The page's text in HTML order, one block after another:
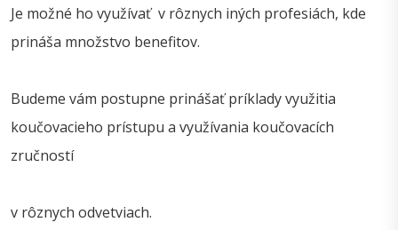
Je možné ho využívať v rôznych iných profesiách, kde
prináša množstvo benefitov.
Budeme vám postupne prinášať príklady využitia
koučovacieho prístupu a využívania koučovacích
zručností
v rôznych odvetviach.